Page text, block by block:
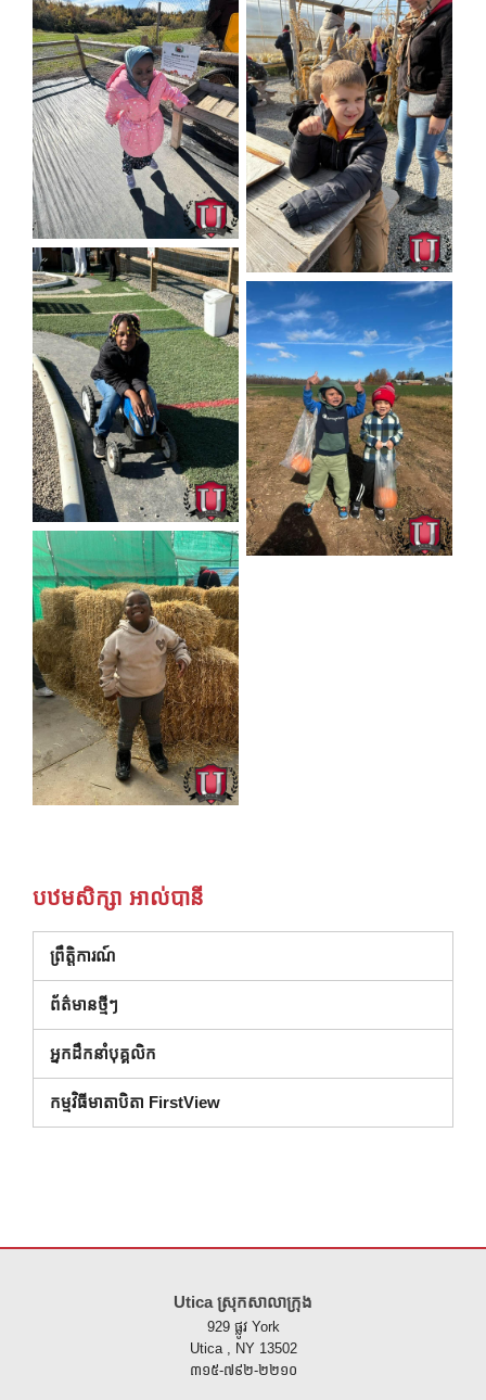
បឋមសិក្សា អាល់បានី
ព្រឹត្តិការណ៍
ព័ត៌មានថ្មីៗ
អ្នកដឹកនាំបុគ្គលិក
កម្មវិធីមាតាបិតា FirstView
Utica ស្រុកសាលាក្រុង
929 ផ្លូវ York
Utica , NY 13502
៣១៥-៧៩២-២២១០